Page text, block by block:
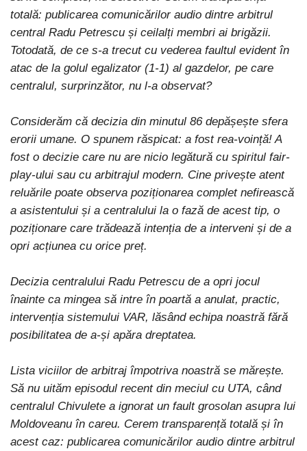
totală: publicarea comunicărilor audio dintre arbitrul
central Radu Petrescu și ceilalți membri ai brigăzii.
Totodată, de ce s-a trecut cu vederea faultul evident în
atac de la golul egalizator (1-1) al gazdelor, pe care
centralul, surprinzător, nu l-a observat?
Considerăm că decizia din minutul 86 depășește sfera
erorii umane. O spunem răspicat: a fost rea-voință! A
fost o decizie care nu are nicio legătură cu spiritul fair-
play-ului sau cu arbitrajul modern. Cine privește atent
reluările poate observa poziționarea complet nefirească
a asistentului și a centralului la o fază de acest tip, o
poziționare care trădează intenția de a interveni și de a
opri acțiunea cu orice preț.
Decizia centralului Radu Petrescu de a opri jocul
înainte ca mingea să intre în poartă a anulat, practic,
intervenția sistemului VAR, lăsând echipa noastră fără
posibilitatea de a-și apăra dreptatea.
Lista viciilor de arbitraj împotriva noastră se mărește.
Să nu uităm episodul recent din meciul cu UTA, când
centralul Chivulete a ignorat un fault grosolan asupra lui
Moldoveanu în careu. Cerem transparență totală și în
acest caz: publicarea comunicărilor audio dintre arbitrul